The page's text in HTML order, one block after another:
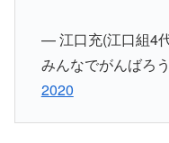
— 江口充(江口組4
みんなでがんばろ
2020